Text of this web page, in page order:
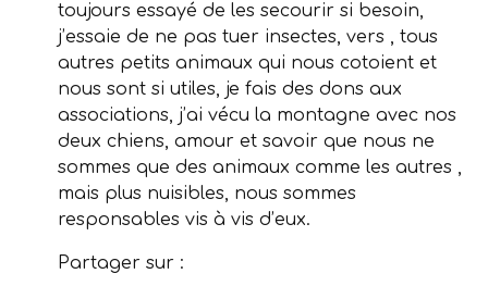
toujours essayé de les secourir si besoin,
j’essaie de ne pas tuer insectes, vers , tous
autres petits animaux qui nous cotoient et
nous sont si utiles, je fais des dons aux
associations, j’ai vécu la montagne avec nos
deux chiens, amour et savoir que nous ne
sommes que des animaux comme les autres ,
mais plus nuisibles, nous sommes
responsables vis à vis d’eux.
Partager sur :